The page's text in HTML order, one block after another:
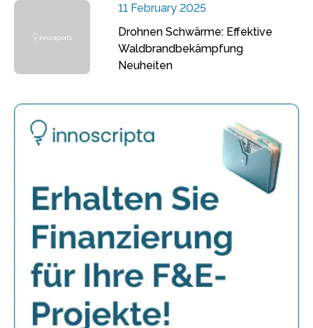
11 February 2025
Drohnen Schwärme: Effektive
Waldbrandbekämpfung
Neuheiten